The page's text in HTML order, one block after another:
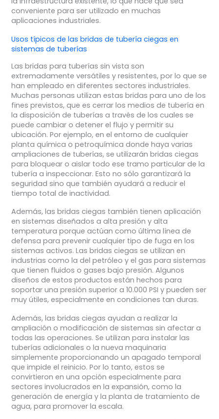
conveniente para ser utilizado en muchas
aplicaciones industriales.
Usos típicos de las bridas de tubería ciegas en
sistemas de tuberías
Las bridas para tuberías sin vista son
extremadamente versátiles y resistentes, por lo que se
han empleado en diferentes sectores industriales.
Muchas personas utilizan estas bridas para uno de los
fines previstos, que es cerrar los medios de tubería en
la disposición de tuberías a través de los cuales se
puede cambiar o detener el flujo y permitir su
ubicación. Por ejemplo, en el entorno de cualquier
planta química o petroquímica donde haya varias
ampliaciones de tuberías, se utilizarán bridas ciegas
para bloquear o aislar todo ese tramo particular de la
tubería a inspeccionar. Esto no sólo garantizará la
seguridad sino que también ayudará a reducir el
tiempo total de inactividad.
Además, las bridas ciegas también tienen aplicación
en sistemas diseñados a alta presión y alta
temperatura porque actúan como última línea de
defensa para prevenir cualquier tipo de fuga en los
sistemas activos. Las bridas ciegas se utilizan en
industrias como la del petróleo y el gas para sistemas
que tienen fluidos o gases bajo presión. Algunos
diseños de estos productos están hechos para
soportar una presión superior a 10.000 PSI y pueden ser
muy útiles, especialmente en condiciones tan duras.
Además, las bridas ciegas ayudan a realizar la
ampliación o modificación de sistemas sin afectar a
todas las operaciones. Se utilizan para instalar las
tuberías adicionales o la nueva maquinaria
simplemente proporcionando un apagado temporal
que impide el reinicio. Por lo tanto, estos se
convirtieron en una opción especialmente para
sectores involucrados en la expansión, como la
generación de energía y la planta de tratamiento de
agua, para promover la escala.